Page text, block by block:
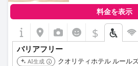
料金を表示
$
バリアフリー
AI生成
クオリティホテル ルール